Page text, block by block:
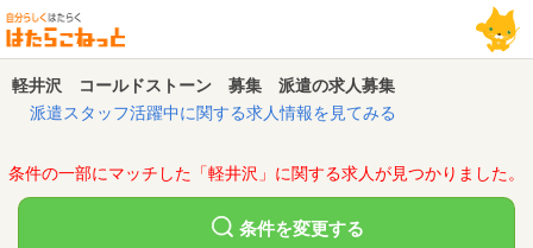
軽井沢 コールドストーン 募集 派遣の求人募集
派遣スタッフ活躍中に関する求人情報を見てみる
条件の一部にマッチした「軽井沢」に関する求人が見つかりました。
条件を変更する